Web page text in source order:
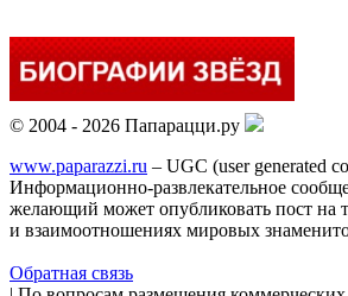
© 2004 - 2026 Папарацци.ру
www.paparazzi.ru – UGC (user generated
Информационно-развлекательное
желающий может опубликовать пост на
и взаимоотношениях мировых
Обратная связь